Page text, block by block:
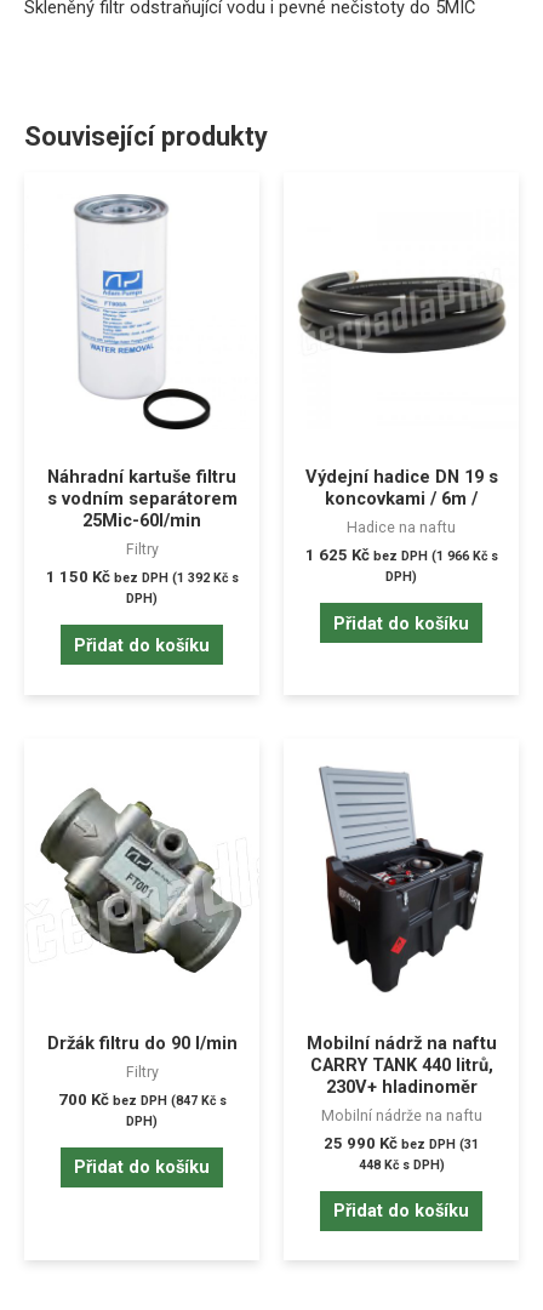
Skleněný filtr odstraňující vodu i pevné nečistoty do 5MIC
Související produkty
Náhradní kartuše filtru
s vodním separátorem
25Mic-60l/min
Filtry
1 150 Kč bez DPH (1 392 Kčs
DPH)
Přidat do košíku
Výdejní hadice DN 19 s
koncovkami / 6m /
Hadice na naftu
1 625 Kč bez DPH (1 966 Kčs
DPH)
Přidat do košíku
Držák filtru do 90 l/min
Filtry
700 Kč bez DPH (847 Kčs
DPH)
Přidat do košíku
Mobilní nádrž na naftu
CARRY TANK 440 litrů,
230V+ hladinoměr
Mobilní nádrže na naftu
25 990 Kč bez DPH (31
448 Kčs DPH)
Přidat do košíku